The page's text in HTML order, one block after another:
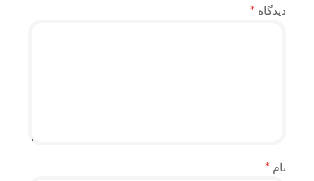
دیدگاه *
نام *